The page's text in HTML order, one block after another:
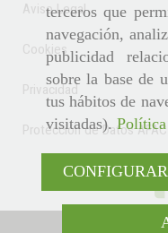
terceros que
navegación,
publicidad
sobre la base de
tus hábitos de
visitadas).
CONFIGURAR
Aviso Legal
Cookies
Privacidad
Protección de Datos AFAC